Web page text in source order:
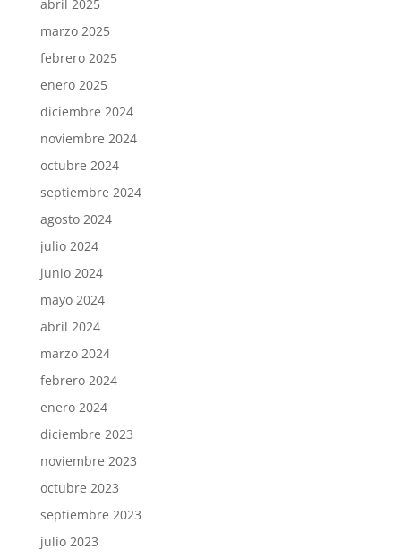
abril 2025
marzo 2025
febrero 2025
enero 2025
diciembre 2024
noviembre 2024
octubre 2024
septiembre 2024
agosto 2024
julio 2024
junio 2024
mayo 2024
abril 2024
marzo 2024
febrero 2024
enero 2024
diciembre 2023
noviembre 2023
octubre 2023
septiembre 2023
julio 2023